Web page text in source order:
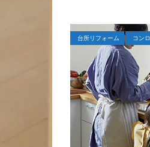
台所リフォーム コンロ